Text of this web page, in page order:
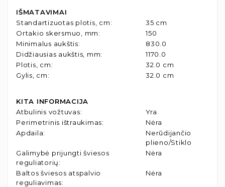
IŠMATAVIMAI
Standartizuotas plotis, cm:
35 cm
Ortakio skersmuo, mm:
150
Minimalus aukštis:
830.0
Didžiausias aukštis, mm:
1170.0
Plotis, cm:
32.0 cm
Gylis, cm: 32.0 cm
KITA INFORMACIJA
Atbulinis vožtuvas:
Yra
Perimetrinis ištraukimas:
Nėra
Apdaila:
Nerūdijančio
plieno/Stiklo
Galimybė prijungti šviesos
reguliatorių:
Nėra
Baltos šviesos atspalvio
reguliavimas:
Nėra